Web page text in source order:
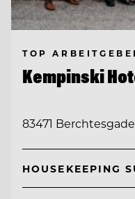
TOP
Kempinski
83471
HOUSEKEEPING